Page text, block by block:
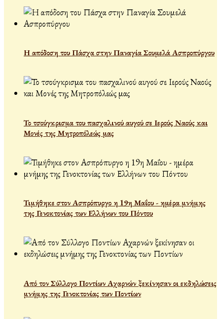
Η απόδοση του Πάσχα στην Παναγία Σουμελά Ασπροπύργου
Το τσούγκρισμα του πασχαλινού αυγού σε Ιερούς Ναούς και
Μονές της Μητροπόλεώς μας
Τιμήθηκε στον Ασπρόπυργο η 19η Μαΐου - ημέρα μνήμης
της Γενοκτονίας των Ελλήνων του Πόντου
Από τον Σύλλογο Ποντίων Αχαρνών ξεκίνησαν οι εκδηλώσεις
μνήμης της Γενοκτονίας των Ποντίων